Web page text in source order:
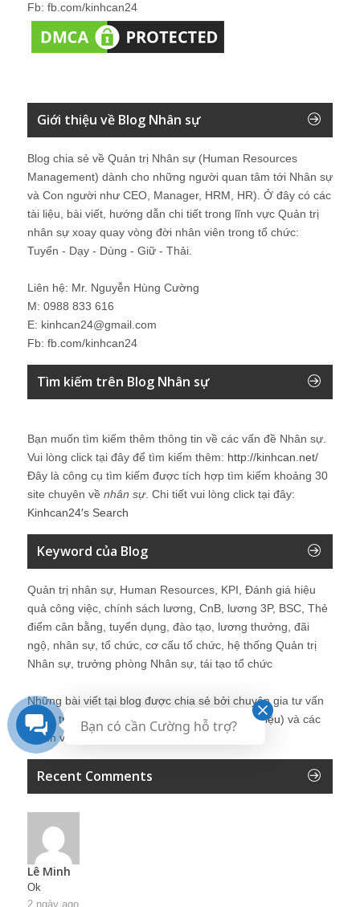
Fb: fb.com/kinhcan24
Giới thiệu về Blog Nhân sự
Blog chia sẻ về Quản trị Nhân sự (Human Resources
Management) dành cho những người quan tâm tới Nhân sự
và Con người như CEO, Manager, HRM, HR). Ở đây có các
tài liệu, bài viết, hướng dẫn chi tiết trong lĩnh vực Quản trị
nhân sự xoay quay vòng đời nhân viên trong tổ chức:
Tuyển - Dạy - Dùng - Giữ - Thải.
Liên hệ: Mr. Nguyễn Hùng Cường
M: 0988 833 616
E: kinhcan24@gmail.com
Fb: fb.com/kinhcan24
Tìm kiếm trên Blog Nhân sự
Bạn muốn tìm kiếm thêm thông tin về các vấn đề Nhân sự
Vui lòng click tại đây để tìm kiếm thêm: http://kinhcan.net/
Đây là công cụ tìm kiếm được tích hợp tìm kiếm khoảng 30
site chuyên về nhân sự. Chi tiết vui lòng click tại đây:
Kinhcan24′s Search
Keyword của Blog
Quản trị nhân sự, Human Resources, KPI, Đánh giá hiệu
quả công việc, chính sách lương, CnB, lương 3P, BSC, Thẻ
điểm cân bằng, tuyển dụng, đào tạo, lương thưởng, đãi
ngộ, nhân sự, tổ chức, cơ cấu tổ chức, hệ thống Quản trị
Nhân sự, trưởng phòng Nhân sự, tái tạo tổ chức
Những bài viết tại blog được chia sẻ bởi chuyên gia tư vấn
Quản trị Nhân sự Nguyễn Hùng Cường (giới thiệu) và các
thành viên khác trong cộng đồng Nhân sự.
Recent Comments
Lê Minh
Ok
2 ngày ago
Bạn có cần Cường hỗ trợ?